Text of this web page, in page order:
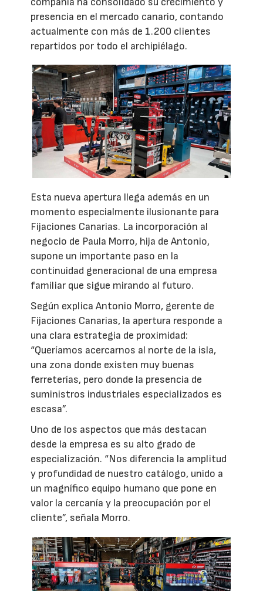
presencia en el mercado canario, contando
actualmente con más de 1.200 clientes
repartidos por todo el archipiélago.
Esta nueva apertura llega además en un
momento especialmente ilusionante para
Fijaciones Canarias. La incorporación al
negocio de Paula Morro, hija de Antonio,
supone un importante paso en la
continuidad generacional de una empresa
familiar que sigue mirando al futuro.
Según explica Antonio Morro, gerente de
Fijaciones Canarias, la apertura responde a
una clara estrategia de proximidad:
“Queríamos acercarnos al norte de la isla,
una zona donde existen muy buenas
ferreterías, pero donde la presencia de
suministros industriales especializados es
escasa”.
Uno de los aspectos que más destacan
desde la empresa es su alto grado de
especialización. “Nos diferencia la amplitud
y profundidad de nuestro catálogo, unido a
un magnífico equipo humano que pone en
valor la cercanía y la preocupación por el
cliente”, señala Morro.